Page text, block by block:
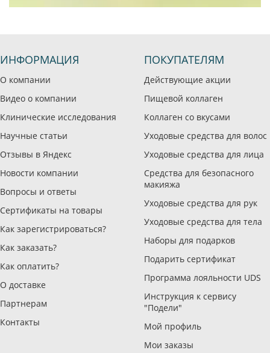
ИНФОРМАЦИЯ
О компании
Видео о компании
Клинические исследования
Научные статьи
Отзывы в Яндекс
Новости компании
Вопросы и ответы
Сертификаты на товары
Как зарегистрироваться?
Как заказать?
Как оплатить?
О доставке
Партнерам
Контакты
ПОКУПАТЕЛЯМ
Действующие акции
Пищевой коллаген
Коллаген со вкусами
Уходовые средства для волос
Уходовые средства для лица
Средства для безопасного
макияжа
Уходовые средства для рук
Уходовые средства для тела
Наборы для подарков
Подарить сертификат
Программа лояльности UDS
Инструкция к сервису
"Подели"
Мой профиль
Мои заказы